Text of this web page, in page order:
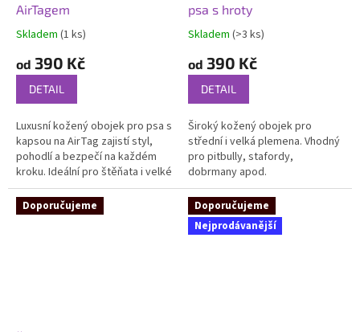
AirTagem
Průměrné
produktu
5,0
5
hvězdiček.
Skladem (1 ks)
od 390 Kč
DETAIL
Luxusní kožený obojek pro psa s
kapsou na AirTag zajistí styl,
pohodlí a bezpečí na každém
kroku. Ideální pro štěňata i velké
psy – krásný, odolný a bez
měsíčních poplatků.
psa s hroty
Průměrné
produktu
5,0
5
hvězdiček.
Skladem (>3 ks)
od 390 Kč
DETAIL
Široký kožený obojek pro
střední i velká plemena. Vhodný
pro pitbully, stafordy,
dobrmany apod.
Doporučujeme
Doporučujeme
Nejprodávanější